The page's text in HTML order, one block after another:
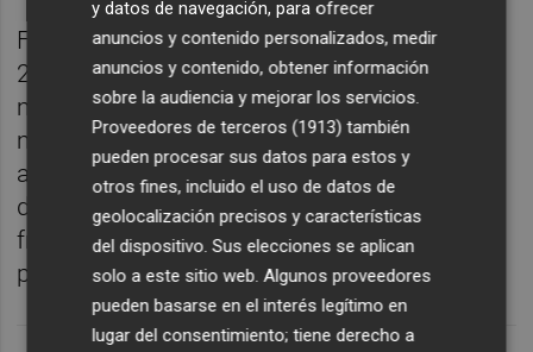
Falta por ver si esto se consolidará en este
2022, ya que el comportamiento del
mercado gasístico se está demostrando
muy volátil, pero siempre con una tendencia
alcista que hace temer lo peor a los
dirigentes empresariales castellonenses. El
frío que llega, de momento, no es un buen
presagio.
y datos de navegación, para ofrecer
anuncios y contenido personalizados, medir
anuncios y contenido, obtener información
sobre la audiencia y mejorar los servicios.
Proveedores de terceros (1913) también
pueden procesar sus datos para estos y
otros fines, incluido el uso de datos de
geolocalización precisos y características
del dispositivo. Sus elecciones se aplican
solo a este sitio web. Algunos proveedores
pueden basarse en el interés legítimo en
lugar del consentimiento; tiene derecho a